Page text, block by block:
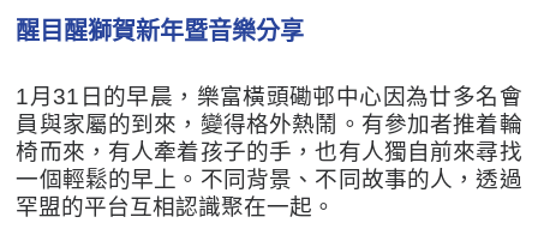
醒目醒獅賀新年暨音樂分享
1月31日的早晨，樂富橫頭磡邨中心因為廿多名會
員與家屬的到來，變得格外熱鬧。有參加者推着輪
椅而來，有人牽着孩子的手，也有人獨自前來尋找
一個輕鬆的早上。不同背景、不同故事的人，透過
罕盟的平台互相認識聚在一起。